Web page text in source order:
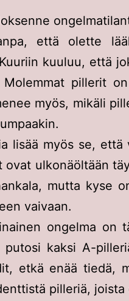
että olette
kuuluu, että
pillerit
myös, mikäli
lisää myös se,
ovat ulkonäöltään
mutta kyse
vaivaan.
ongelma on
putosi kaksi A-
etkä enää tiedä,
pilleriä,